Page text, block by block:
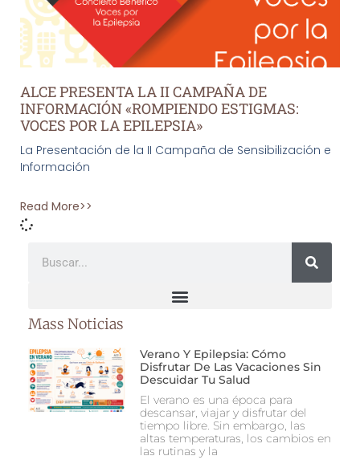
ALCE PRESENTA LA II CAMPAÑA DE
INFORMACIÓN «ROMPIENDO ESTIGMAS:
VOCES POR LA EPILEPSIA»
La Presentación de la II Campaña de Sensibilización e
Información
Read More>>
Mass Noticias
Verano Y Epilepsia: Cómo
Disfrutar De Las Vacaciones Sin
Descuidar Tu Salud
El verano es una época para
descansar, viajar y disfrutar del
tiempo libre. Sin embargo, las
altas temperaturas, los cambios en
las rutinas y la